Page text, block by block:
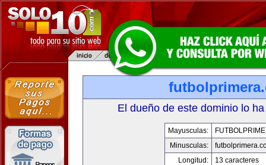
El dueño de este dominio lo
Mayusculas:
Minusculas:
Longitud:
13 caracteres